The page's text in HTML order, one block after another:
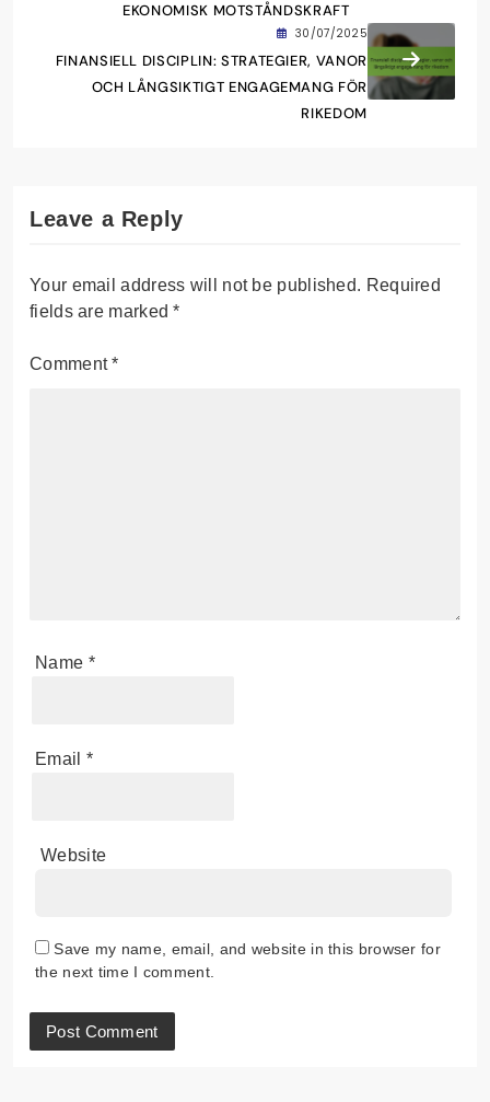
EKONOMISK MOTSTÅNDSKRAFT
30/07/2025
FINANSIELL DISCIPLIN: STRATEGIER, VANOR
OCH LÅNGSIKTIGT ENGAGEMANG FÖR
RIKEDOM
Leave a Reply
Your email address will not be published. Required
fields are marked*
Comment*
Name *
Email *
Website
Save my name, email, and website in this browser for
the next time I comment.